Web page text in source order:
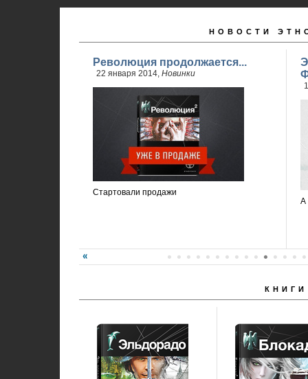
НОВОСТИ
Революция продолжается...
22 января 2014, Новинки
Стартовали продажи
А
КНИГИ